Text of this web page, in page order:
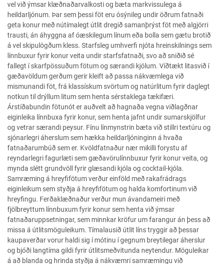
vel við ýmsar klæðnaðarvalkosti og bæta markvissulega á
heildarljónum. Þar sem þessi föt eru ósýnileg undir öðrum fatnaði
geta konur með nútímalegt útlit dregið samanþrýst föt með algjörri
trausti, án áhyggna af óæskilegum línum eða bolla sem gætu brotið
á vel skipulögðum kless. Starfsleg umhverfi njóta hreinskilnings sem
línnbuxur fyrir konur veita undir starfsfatnaði, svo að sniðið sé
fallegt í skarfpössuðum fötum og særandi kjólum. Víðtækt litasvið í
gæðavöldum gerðum gerir kleift að passa nákvæmlega við
mismunandi föt, frá klassískum svörtum og natúrlitum fyrir daglegt
notkun til drýllum litum sem henta sérstaklega tækifæri.
Árstíðabundin fötunót er auðvelt að hagnaða vegna viðlagðnar
eiginleika línnbuxa fyrir konur, sem henta jafnt undir sumarskjölfur
og vetrar særandi peysur. Fínu línmynstrin bæta við stillri textúru og
sjónarlegri áherslum sem hækka heildarljóninginn á hvaða
fatnaðarumbúð sem er. Kvöldfatnaður nær mikilli forystu af
reyndarlegri fagurlæti sem gæðavörulínnbuxur fyrir konur veita, og
mynda slétt grundvöll fyrir glæsandi kjóla og cocktail-kjóla.
Samræming á hreyfifötum verður einföld með rakafrádrags
eiginleikum sem styðja á hreyfifötum og halda komfortinum við
hreyfingu. Ferðaklæðnaður verður mun ávandameiri með
fjölbreyttum línnbuxum fyrir konur sem henta við ýmsar
fatnaðaruppsetningar, sem minnkar kröfur um farangur án þess að
missa á útlitsmöguleikum. Tímalausið útlit líns tryggir að þessar
kaupaverðar vorur haldi sig í mótinu í gegnum breytilegar áherslur
og bjóði langtíma gildi fyrir útlitsmeðvitunda neytendur. Möguleikar
á að blanda og hrinda styðja á nákvæmri samræmingu við